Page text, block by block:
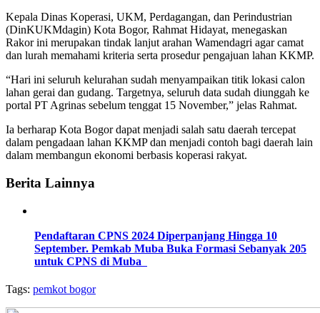
Kepala Dinas Koperasi, UKM, Perdagangan, dan Perindustrian
(DinKUKMdagin) Kota Bogor, Rahmat Hidayat, menegaskan
Rakor ini merupakan tindak lanjut arahan Wamendagri agar camat
dan lurah memahami kriteria serta prosedur pengajuan lahan KKMP.
“Hari ini seluruh kelurahan sudah menyampaikan titik lokasi calon
lahan gerai dan gudang. Targetnya, seluruh data sudah diunggah ke
portal PT Agrinas sebelum tenggat 15 November,” jelas Rahmat.
Ia berharap Kota Bogor dapat menjadi salah satu daerah tercepat
dalam pengadaan lahan KKMP dan menjadi contoh bagi daerah lain
dalam membangun ekonomi berbasis koperasi rakyat.
Berita Lainnya
Pendaftaran CPNS 2024 Diperpanjang Hingga 10
September. Pemkab Muba Buka Formasi Sebanyak 205
untuk CPNS di Muba
Tags: pemkot bogor